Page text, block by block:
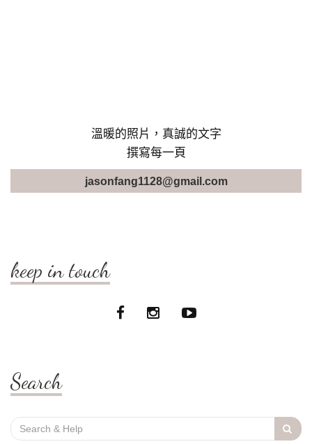
溫暖的照片，真誠的文字
撰寫每一頁
jasonfang1128@gmail.com
keep in touch
Search
Search
for: